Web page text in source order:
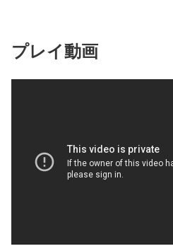
プレイ動画